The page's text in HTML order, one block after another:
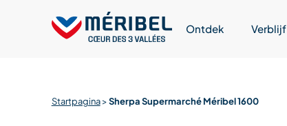
Ontdek Verblijf
Startpagina>Sherpa Supermarché Méribel 1600